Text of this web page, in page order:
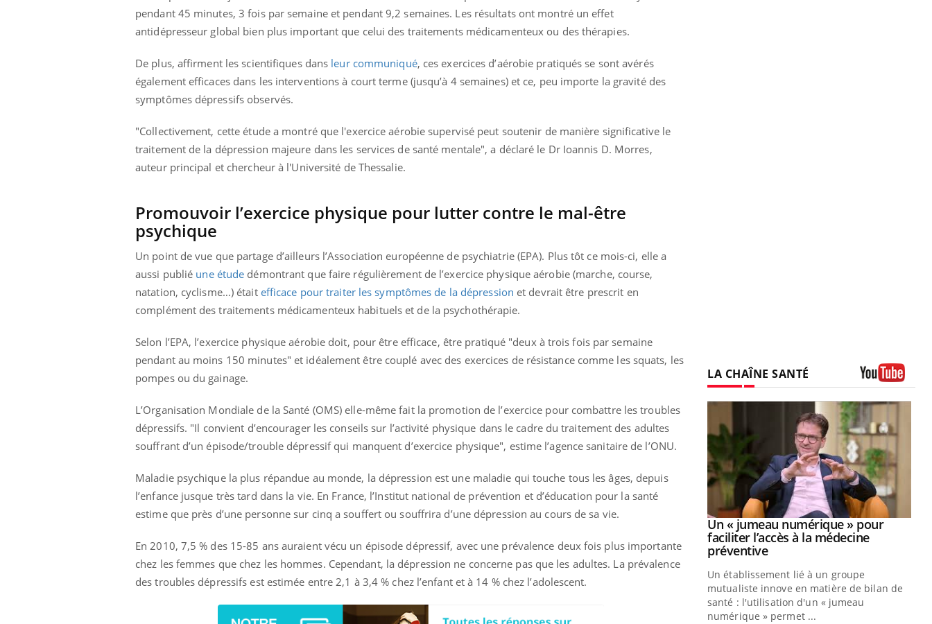
pendant 45 minutes, 3 fois par semaine et pendant 9,2 semaines. Les résultats ont montré un effet
antidépresseur global bien plus important que celui des traitements médicamenteux ou des thérapies.
De plus, affirment les scientifiques dans leur communiqué, ces exercices d’aérobie pratiqués se sont avérés
également efficaces dans les interventions à court terme (jusqu’à 4 semaines) et ce, peu importe la gravité des
symptômes dépressifs observés.
"Collectivement, cette étude a montré que l'exercice aérobie supervisé peut soutenir de manière significative le
traitement de la dépression majeure dans les services de santé mentale", a déclaré le Dr Ioannis D. Morres,
auteur principal et chercheur à l'Université de Thessalie.
Promouvoir l’exercice physique pour lutter contre le mal-être
psychique
Un point de vue que partage d’ailleurs l’Association européenne de psychiatrie (EPA). Plus tôt ce mois-ci, elle a
aussi publié une étude démontrant que faire régulièrement de l’exercice physique aérobie (marche, course,
natation, cyclisme…) étaitefficace pour traiter les symptômes de la dépression et devrait être prescrit en
complément des traitements médicamenteux habituels et de la psychothérapie.
Selon l’EPA, l’exercice physique aérobie doit, pour être efficace, être pratiqué "deux à trois fois par semaine
pendant au moins 150 minutes" et idéalement être couplé avec des exercices de résistance comme les squats, les
pompes ou du gainage.
L’Organisation Mondiale de la Santé (OMS) elle-même fait la promotion de l’exercice pour combattre les troubles
dépressifs. "Il convient d’encourager les conseils sur l’activité physique dans le cadre du traitement des adultes
souffrant d’un épisode/trouble dépressif qui manquent d’exercice physique", estime l’agence sanitaire de l’ONU.
Maladie psychique la plus répandue au monde, la dépression est une maladie qui touche tous les âges, depuis
l’enfance jusque très tard dans la vie. En France, l’Institut national de prévention et d’éducation pour la santé
estime que près d’une personne sur cinq a souffert ou souffrira d’une dépression au cours de sa vie.
En 2010, 7,5 % des 15-85 ans auraient vécu un épisode dépressif, avec une prévalence deux fois plus importante
chez les femmes que chez les hommes. Cependant, la dépression ne concerne pas que les adultes. La prévalence
des troubles dépressifs est estimée entre 2,1 à 3,4 % chez l’enfant et à 14 % chez l’adolescent.
LA CHAÎNE SANTÉ
Insuline & Charge mentale : et si on
En 2026, l'insuline dans le diabète de type 2
reste entourée d'idées reçues chez les
patients comme parfois chez les soignants.
Eczéma Chronique des Mains : se
préparer pour l’été !
L'été arrive… et avec lui, un tout nouveau
rythme de vie ! Vacances, plage, piscine,
soleil, activités en plein air… Nos mains
sont ...
Le Ramadan approche, et, pour de
nombreuses personnes atteintes de
diabète, c'est une période de questions, de
défis, mais ...
Youtube
Un « jumeau numérique » pour
faciliter l’accès à la médecine
préventiveYoutube
Un établissement lié à un groupe
mutualiste innove en matière de bilan de
santé : l'utilisation d'un « jumeau
numérique » permet ...